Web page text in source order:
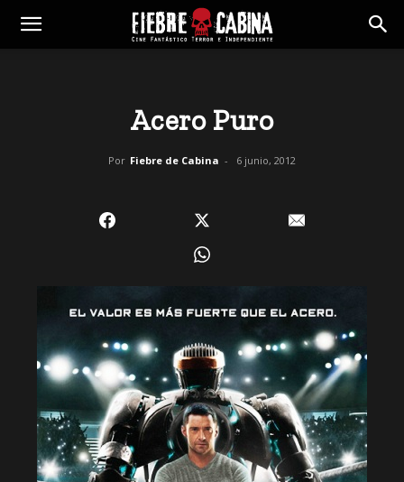
Acero Puro
Por Fiebre de Cabina - 6 junio, 2012